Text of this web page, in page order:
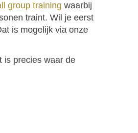
group training waarbij
traint. Wil je eerst
is mogelijk via onze
is precies waar de